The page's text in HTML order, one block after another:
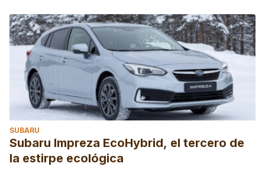
SUBARU
Subaru Impreza EcoHybrid, el tercero de
la estirpe ecológica